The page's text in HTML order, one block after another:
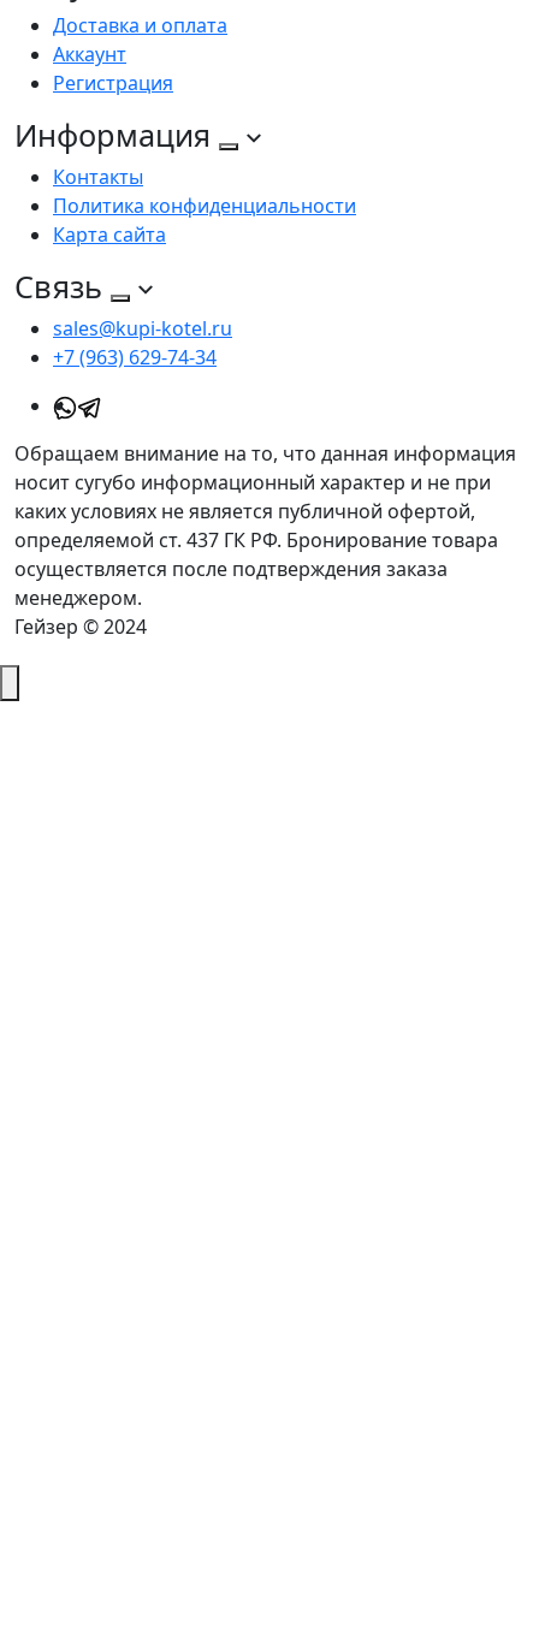
Доставка и оплата
Аккаунт
Регистрация
Информация
Контакты
Политика конфиденциальности
Карта сайта
Связь
sales@kupi-kotel.ru
+7 (963) 629-74-34
Обращаем внимание на то, что данная информация
носит сугубо информационный характер и не при
каких условиях не является публичной офертой,
определяемой ст. 437 ГК РФ. Бронирование товара
осуществляется после подтверждения заказа
менеджером.
Гейзер © 2024